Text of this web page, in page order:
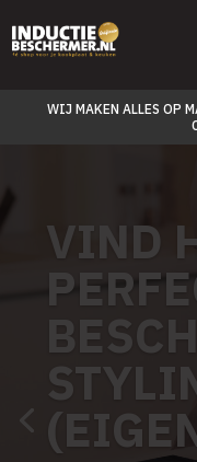
WIJ MAKEN ALLES OP
VIND